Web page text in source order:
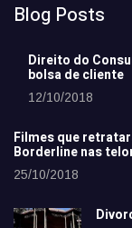
Blog Posts
Direito do
bolsa de cliente
12/10/2018
Filmes que
Borderline nas
25/10/2018